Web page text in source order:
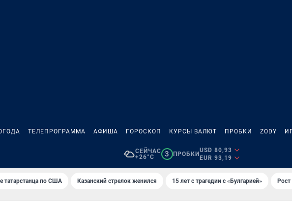
ТЕЛЕПРОГРАММА АФИША ГОРОСКОП КУРСЫ ВАЛЮТ ПРОБКИ ZODY
СЕЙЧАС
+26°C
3 ПРОБКИ
USD 80,93
EUR 93,19
татарстанца по США Казанский стрелок женился 15 лет с трагедии с «Булгарией»